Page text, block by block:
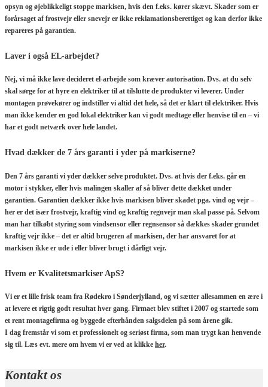
opsyn og øjeblikkeligt stoppe markisen, hvis den f.eks. kører skævt. Skader som er
forårsaget af frostvejr eller snevejr er ikke reklamationsberettiget og kan derfor ikke
repareres på garantien.
Laver i også EL-arbejdet?
Nej, vi må ikke lave decideret el-arbejde som kræver autorisation. Dvs. at du selv
skal sørge for at hyre en elektriker til at tilslutte de produkter vi leverer. Under
montagen prøvekører og indstiller vi altid det hele, så det er klart til elektriker. Hvis
man ikke kender en god lokal elektriker kan vi godt medtage eller henvise til en – vi
har et godt netværk over hele landet.
Hvad dækker de 7 års garanti i yder på markiserne?
Den 7 års garanti vi yder dækker selve produktet. Dvs. at hvis der f.eks. går en
motor i stykker, eller hvis malingen skaller af så bliver dette dækket under
garantien. Garantien dækker ikke hvis markisen bliver skadet pga. vind og vejr –
her er det især frostvejr, kraftig vind og kraftig regnvejr man skal passe på. Selvom
man har tilkøbt styring som vindsensor eller regnsensor så dækkes skader grundet
kraftig vejr ikke – det er altid brugeren af markisen, der har ansvaret for at
markisen ikke er ude i eller bliver brugt i dårligt vejr.
Hvem er Kvalitetsmarkiser ApS?
Vi er et lille frisk team fra Rødekro i Sønderjylland, og vi sætter allesammen en ære i
at levere et rigtig godt resultat hver gang. Firmaet blev stiftet i 2007 og startede som
et rent montagefirma og byggede efterhånden salgsdelen på som årene gik.
I dag fremstår vi som et professionelt og seriøst firma, som man trygt kan henvende
sig til. Læs evt. mere om hvem vi er ved at klikke her.
Kontakt os